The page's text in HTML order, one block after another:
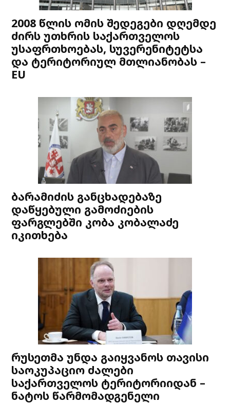
2008 წლის ომის შედეგები დღემდე
ძირს უთხრის საქართველოს
უსაფრთხოებას, სუვერენიტეტსა
და ტერიტორიულ მთლიანობას –
EU
ბარამიძის განცხადებაზე
დაწყებული გამოძიების
ფარგლებში კობა კობალაძე
იკითხება
რუსეთმა უნდა გაიყვანოს თავისი
საოკუპაციო ძალები
საქართველოს ტერიტორიიდან –
ნატოს წარმომადგენელი